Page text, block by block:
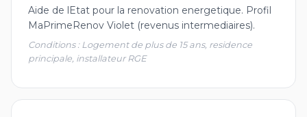
Aide de lEtat pour la renovation energetique. Profil
MaPrimeRenov Violet (revenus intermediaires).
Conditions : Logement de plus de 15 ans, residence
principale, installateur RGE